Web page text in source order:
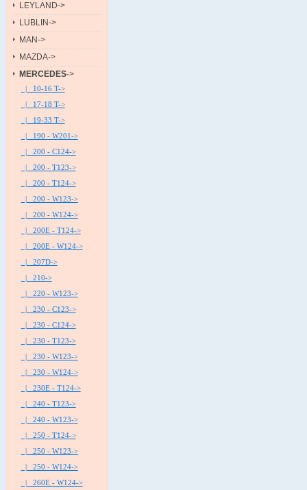
LEYLAND->
LUBLIN->
MAN->
MAZDA->
MERCEDES->
|_ 10-16 T->
|_ 17-18 T->
|_ 19-33 T->
|_ 190 - W201->
|_ 200 - C124->
|_ 200 - T123->
|_ 200 - T124->
|_ 200 - W123->
|_ 200 - W124->
|_ 200E - T124->
|_ 200E - W124->
|_ 207D->
|_ 210->
|_ 220 - W123->
|_ 230 - C123->
|_ 230 - C124->
|_ 230 - T123->
|_ 230 - W123->
|_ 230 - W124->
|_ 230E - T124->
|_ 240 - T123->
|_ 240 - W123->
|_ 250 - T124->
|_ 250 - W123->
|_ 250 - W124->
|_ 260E - W124->